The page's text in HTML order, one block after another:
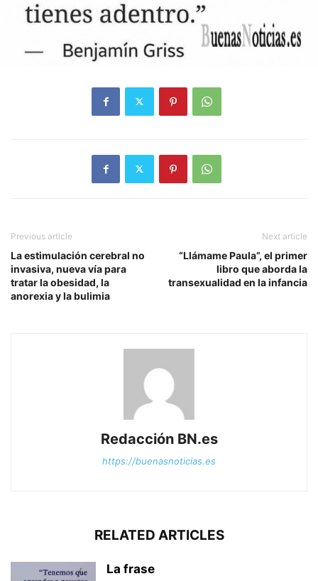
Previous article
La estimulación cerebral no
invasiva, nueva vía para
tratar la obesidad, la
anorexia y la bulimia
Next article
“Llámame Paula”, el primer
libro que aborda la
transexualidad en la infancia
Redacción BN.es
https://buenasnoticias.es
RELATED ARTICLES
La frase